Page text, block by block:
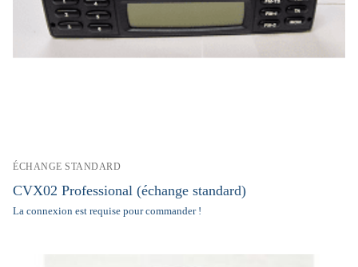
ÉCHANGE STANDARD
CVX02 Professional (échange standard)
La connexion est requise pour commander !